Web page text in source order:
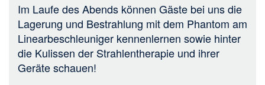
Im Laufe des Abends können Gäste bei uns die
Lagerung und Bestrahlung mit dem Phantom am
Linearbeschleuniger kennenlernen sowie hinter
die Kulissen der Strahlentherapie und ihrer
Geräte schauen!